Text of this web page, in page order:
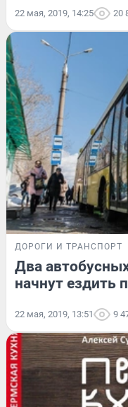
22 мая, 2019, 14:25 20
ДОРОГИ И ТРАНСПОРТ
Два
начнут ездить
22 мая, 2019, 13:51 9